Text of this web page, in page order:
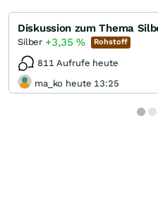
Diskussion zum Thema
Silber +3,35% Rohstoff
811 Aufrufe heute
ma_ko heute 13:25